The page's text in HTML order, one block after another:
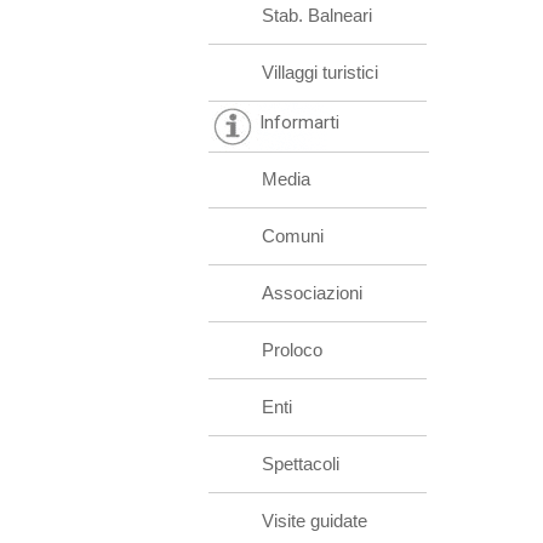
Stab. Balneari
Villaggi turistici
Informarti
Media
Comuni
Associazioni
Proloco
Enti
Spettacoli
Visite guidate